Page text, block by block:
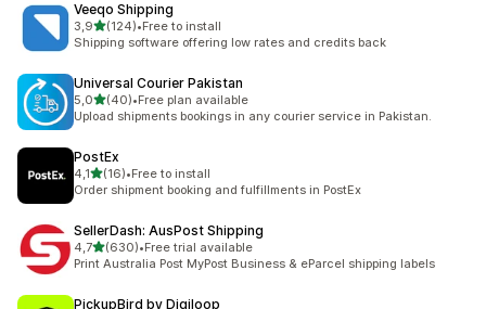
Veeqo Shipping
3,9stelle su 5
(124)
124 recensioni totali
•Free to install
Shipping software offering low rates and credits back
Universal Courier Pakistan
5,0stelle su 5
(40)
40 recensioni totali
•Free plan available
Upload shipments bookings in any courier service in Pakistan.
PostEx
4,1stelle su 5
(16)
16 recensioni totali
•Free to install
Order shipment booking and fulfillments in PostEx
SellerDash: AusPost Shipping
4,7stelle su 5
(630)
630 recensioni totali
•Free trial available
Print Australia Post MyPost Business & eParcel shipping labels
PickupBird by Digiloop